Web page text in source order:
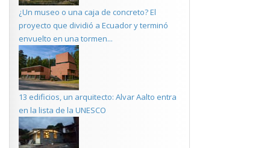
¿Un museo o una caja de concreto? El
proyecto que dividió a Ecuador y terminó
envuelto en una tormen...
13 edificios, un arquitecto: Alvar Aalto entra
en la lista de la UNESCO